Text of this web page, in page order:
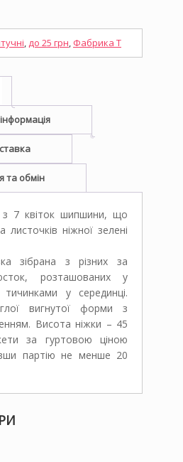
,до 25 грн, Фабрика T
та обмін
7 квіток шипшини, що
листочків ніжної зелені
зібрана з різних за
розташованих у
тичинками у серединці.
вигнутої форми з
Висота ніжки – 45
за гуртовою ціною
партію не менше 20